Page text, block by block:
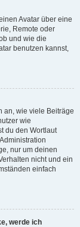
Avatar über eine
Remote oder
und wie die
benutzen kannst,
an, wie viele Beiträge
wie
du den Wortlaut
nur um deinen
nicht und ein
einfach
werde ich